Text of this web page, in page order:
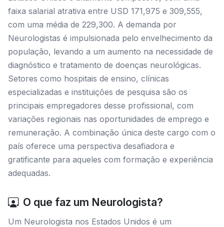
faixa salarial atrativa entre USD 171,975 e 309,555,
com uma média de 229,300. A demanda por
Neurologistas é impulsionada pelo envelhecimento da
população, levando a um aumento na necessidade de
diagnóstico e tratamento de doenças neurológicas.
Setores como hospitais de ensino, clínicas
especializadas e instituições de pesquisa são os
principais empregadores desse profissional, com
variações regionais nas oportunidades de emprego e
remuneração. A combinação única deste cargo com o
país oferece uma perspectiva desafiadora e
gratificante para aqueles com formação e experiência
adequadas.
O que faz um Neurologista?
Um Neurologista nos Estados Unidos é um